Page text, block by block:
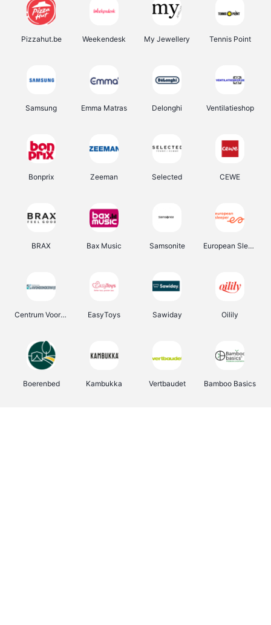
Pizzahut.be Weekendesk My Jewellery Tennis Point
Samsung Emma Matras Delonghi Ventilatieshop
Bonprix Zeeman Selected CEWE
BRAX Bax Music Samsonite European Sleeper
Centrum Voor Avondonderwijs EasyToys Sawiday Oilily
Boerenbed Kambukka Vertbaudet Bamboo Basics